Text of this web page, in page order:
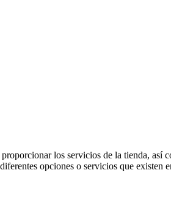
los servicios de la tienda,
opciones o servicios que existen